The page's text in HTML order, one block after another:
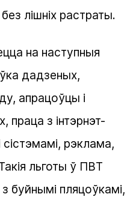
лішніх растраты.
на наступныя
дадзеных,
апрацоўцы і
праца з інтэрнэт-
рэклама,
льготы ў ПВТ
буйнымі пляцоўкамі,